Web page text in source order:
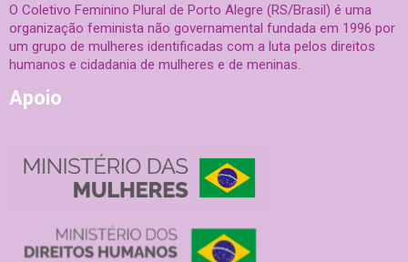
O Coletivo Feminino Plural de Porto Alegre (RS/Brasil) é uma
organização feminista não governamental fundada em 1996 por
um grupo de mulheres identificadas com a luta pelos direitos
humanos e cidadania de mulheres e de meninas.
Apoio